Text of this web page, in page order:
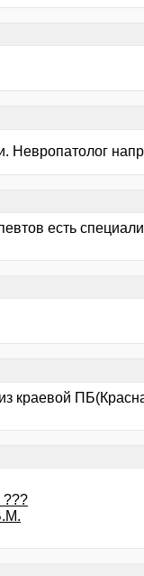
Невропатолог
есть
краевой
???